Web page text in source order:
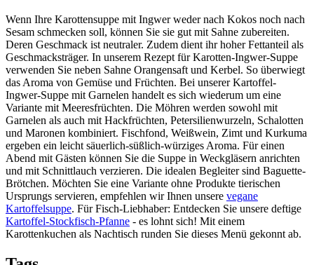
Wenn Ihre Karottensuppe mit Ingwer weder nach Kokos noch nach
Sesam schmecken soll, können Sie sie gut mit Sahne zubereiten.
Deren Geschmack ist neutraler. Zudem dient ihr hoher Fettanteil als
Geschmacksträger. In unserem Rezept für Karotten-Ingwer-Suppe
verwenden Sie neben Sahne Orangensaft und Kerbel. So überwiegt
das Aroma von Gemüse und Früchten. Bei unserer Kartoffel-
Ingwer-Suppe mit Garnelen handelt es sich wiederum um eine
Variante mit Meeresfrüchten. Die Möhren werden sowohl mit
Garnelen als auch mit Hackfrüchten, Petersilienwurzeln, Schalotten
und Maronen kombiniert. Fischfond, Weißwein, Zimt und Kurkuma
ergeben ein leicht säuerlich-süßlich-würziges Aroma. Für einen
Abend mit Gästen können Sie die Suppe in Weckgläsern anrichten
und mit Schnittlauch verzieren. Die idealen Begleiter sind Baguette-
Brötchen. Möchten Sie eine Variante ohne Produkte tierischen
Ursprungs servieren, empfehlen wir Ihnen unsere vegane
Kartoffelsuppe. Für Fisch-Liebhaber: Entdecken Sie unsere deftige
Kartoffel-Stockfisch-Pfanne - es lohnt sich! Mit einem
Karottenkuchen als Nachtisch runden Sie dieses Menü gekonnt ab.